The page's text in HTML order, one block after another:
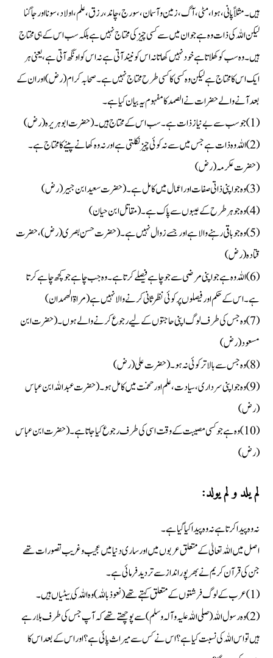
ہیں۔ مثلاً پانی، ہوا، مٹی ، آگ، زمین و آسمان، سورج، چاند، رزق، علم، اولاد، سونا اور جاگنا
لیکن اللہ کی ذات وہ ہے جو ان میں سے کسی چیز کی محتاج نہیں ہے بلکہ سب اس کے ہی محتاج
ہیں۔ وہ سب کو کھلاتا ہے خود نہیں کھاتا نہ اس کو نیند آتی ہے نہ اس کو اونگھ آتی ہے ، یعنی ہر
ایک اس کا محتاج ہے لیکن وہ کسی کا کسی طرح محتاج نہیں ہے۔ صحابہ کرام (رض) اور ان کے
بعد آنے والے حضرات نے الصمد کا مفہوم یہ بیان کیا ہے۔
(1) جو سب سے بےنیاز ذات ہے۔ سب اس کے محتاج ہیں۔ (حضرت ابوہریرہ (رض)
(2) اللہ وہ ذات ہے جس میں سے نہ کوئی چیز نکلتی ہے اور نہ وہ کھانے پینے کا محتاج ہے۔
(حضرت عکرمہ (رض)
(3) وہ جو اپنی ذاتی صفات اور اعمال میں کامل ہے۔ (حضرت سعید ابن جبیر (رض)
(4) وہ جو ہر طرح کے عیبوں سے پاک ہے۔ (مقاتل ابن حیان)
(5) وہ جو باقی رہنے والا ہے اور جسے زوال نہیں ہے۔ (حضرت حسن بصری (رض) ، حضرت
قتادہ (رض)
(6) اللہ وہ ہے جو اپنی مرضی سے جو چاہے فیصلے کرتا ہے۔ وہ جب چاہے جو کچھ چاہے کرتا
ہے۔ اس کے حکم اور فیصلوں پر کوئی نظرثانی کرنے والا نہیں ہے (مراۃ الھمدان)
(7) وہ جس کی طرف لوگ اپنی حاجتوں کے لیے رجوع کرنے والے ہوں۔ (حضرت ابن
مسعود (رض)
(8) وہ جس سے بالاتر کوئی نہ ہو۔ (حضرت علی (رض)
(9) وہ جو اپنی سرداری، سیادت، علم اور حخمت میں کامل ہو۔ (حضرت عبداللہ ابن عباس
(رض)
(10) وہ ہے جو کسی مصیبت کے وقت اسی کی طرف رجوع کیا جاتا ہے۔ (حضرت ابن عباس
(رض)
لم یلد و لم یولد:
نہ وہ پیدا کرتا ہے نہ وہ پیدا کیا گیا ہے۔
اصل میں اللہ تعالیٰ کے متعلق عربوں میں اور ساری دنیا میں عجیب و غریب تصورات تھے
جن کی قرآن کریم نے بھرپور انداز سے تردید فرمائی ہے۔
(1) عرب کے لوگ فرشتوں کے متعلق کہتے تھے ( نعوذ باللہ) وہ اللہ کی بیٹیاں ہیں۔
(2) وہ رسول اللہ (صلی اللہ علیہ وآلہ وسلم) سے پوچھتے تھے کہ آپ جس کی طرف بلا رہے
ہیں تو اس اللہ کی نسبت کیا ہے ؟ اس نے کس سے میراث پائی ہے ؟ اور اس کے بعد اس کا